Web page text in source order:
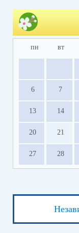
пн вт
6 7
13 14
20 21
27 28